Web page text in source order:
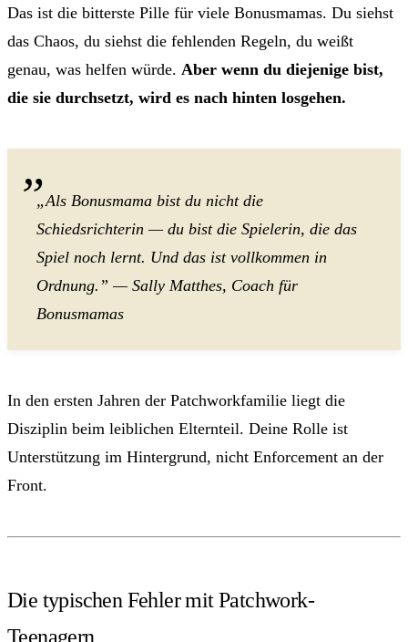
Das ist die bitterste Pille für viele Bonusmamas. Du siehst
das Chaos, du siehst die fehlenden Regeln, du weißt
genau, was helfen würde. Aber wenn du diejenige bist,
die sie durchsetzt, wird es nach hinten losgehen.
„Als Bonusmama bist du nicht die
Schiedsrichterin — du bist die Spielerin, die das
Spiel noch lernt. Und das ist vollkommen in
Ordnung.” — Sally Matthes, Coach für
Bonusmamas
In den ersten Jahren der Patchworkfamilie liegt die
Disziplin beim leiblichen Elternteil. Deine Rolle ist
Unterstützung im Hintergrund, nicht Enforcement an der
Front.
Die typischen Fehler mit Patchwork-
Teenagern